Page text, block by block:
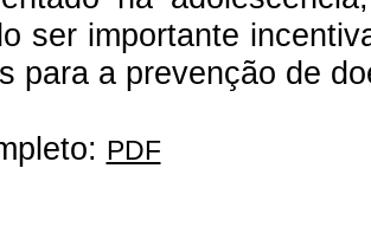
ser importante
para a prevenção de
PDF